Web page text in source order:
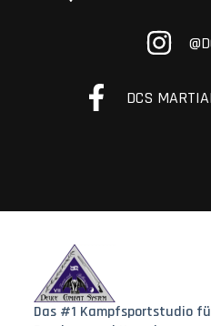
DCS
Das #1 Kampfsportstudio